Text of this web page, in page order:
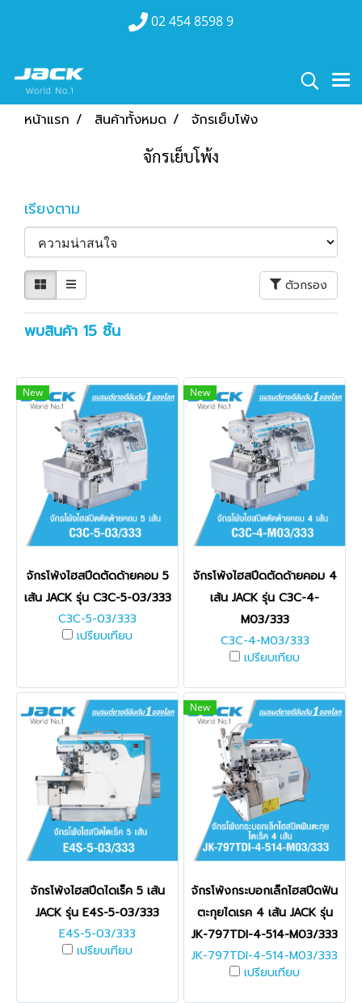
02 454 8598 9
หน้าแรก สินค้าทั้งหมด จักรเย็บโพ้ง
จักรเย็บโพ้ง
เรียงตาม
ตัวกรอง
พบสินค้า 15 ชิ้น
New
จักรโพ้งไฮสปีดตัดด้ายคอม 5
เส้น JACK รุ่น C3C-5-03/333
C3C-5-03/333
เปรียบเทียบ
New
จักรโพ้งไฮสปีดตัดด้ายคอม 4
เส้น JACK รุ่น C3C-4-
M03/333
C3C-4-M03/333
เปรียบเทียบ
จักรโพ้งไฮสปีดไดเร็ค 5 เส้น
JACK รุ่น E4S-5-03/333
E4S-5-03/333
เปรียบเทียบ
New
จักรโพ้งกระบอกเล็กไฮสปีดฟัน
ตะกุยไดเรค 4 เส้น JACK รุ่น
JK-797TDI-4-514-M03/333
JK-797TDI-4-514-M03/333
เปรียบเทียบ